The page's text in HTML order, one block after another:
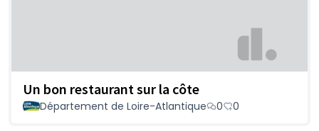
Un bon restaurant sur la côte
Département de Loire-Atlantique 0 0